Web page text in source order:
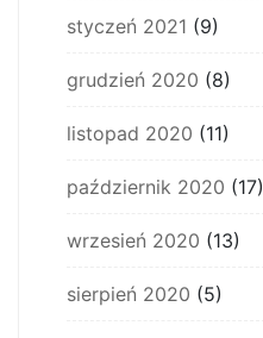
styczeń 2021 (9)
grudzień 2020 (8)
listopad 2020 (11)
październik 2020 (17)
wrzesień 2020 (13)
sierpień 2020 (5)